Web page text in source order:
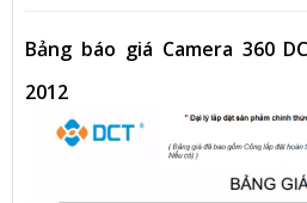
Bảng báo giá Camera 360
2012